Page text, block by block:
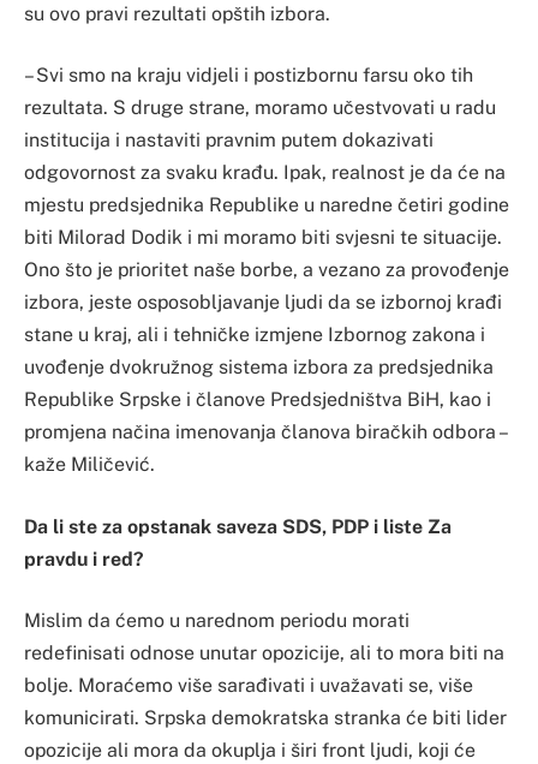
su ovo pravi rezultati opštih izbora.
– Svi smo na kraju vidjeli i postizbornu farsu oko tih
rezultata. S druge strane, moramo učestvovati u radu
institucija i nastaviti pravnim putem dokazivati
odgovornost za svaku krađu. Ipak, realnost je da će na
mjestu predsjednika Republike u naredne četiri godine
biti Milorad Dodik i mi moramo biti svjesni te situacije.
Ono što je prioritet naše borbe, a vezano za provođenje
izbora, jeste osposobljavanje ljudi da se izbornoj krađi
stane u kraj, ali i tehničke izmjene Izbornog zakona i
uvođenje dvokružnog sistema izbora za predsjednika
Republike Srpske i članove Predsjedništva BiH, kao i
promjena načina imenovanja članova biračkih odbora –
kaže Miličević.
Da li ste za opstanak saveza SDS, PDP i liste Za
pravdu i red?
Mislim da ćemo u narednom periodu morati
redefinisati odnose unutar opozicije, ali to mora biti na
bolje. Moraćemo više sarađivati i uvažavati se, više
komunicirati. Srpska demokratska stranka će biti lider
opozicije ali mora da okuplja i širi front ljudi, koji će